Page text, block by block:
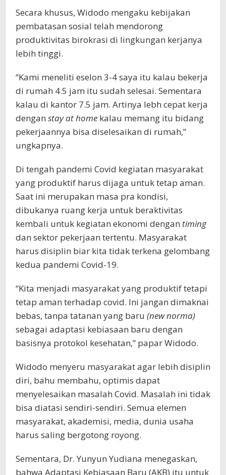
Secara khusus, Widodo mengaku kebijakan
pembatasan sosial telah mendorong
produktivitas birokrasi di lingkungan kerjanya
lebih tinggi.
“Kami meneliti eselon 3-4 saya itu kalau bekerja
di rumah 4.5 jam itu sudah selesai. Sementara
kalau di kantor 7.5 jam. Artinya lebh cepat kerja
dengan stay at home kalau memang itu bidang
pekerjaannya bisa diselesaikan di rumah,”
ungkapnya.
Di tengah pandemi Covid kegiatan masyarakat
yang produktif harus dijaga untuk tetap aman.
Saat ini merupakan masa pra kondisi,
dibukanya ruang kerja untuk beraktivitas
kembali untuk kegiatan ekonomi dengan timing
dan sektor pekerjaan tertentu. Masyarakat
harus disiplin biar kita tidak terkena gelombang
kedua pandemi Covid-19.
“Kita menjadi masyarakat yang produktif tetapi
tetap aman terhadap covid. Ini jangan dimaknai
bebas, tanpa tatanan yang baru (new norma)
sebagai adaptasi kebiasaan baru dengan
basisnya protokol kesehatan,” papar Widodo.
Widodo menyeru masyarakat agar lebih disiplin
diri, bahu membahu, optimis dapat
menyelesaikan masalah Covid. Masalah ini tidak
bisa diatasi sendiri-sendiri. Semua elemen
masyarakat, akademisi, media, dunia usaha
harus saling bergotong royong.
Sementara, Dr. Yunyun Yudiana menegaskan,
bahwa Adaptasi Kebiasaan Baru (AKB) itu untuk